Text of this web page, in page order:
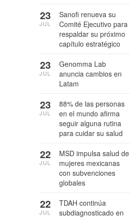
Sanofi renueva su
Comité Ejecutivo para
respaldar su próximo
capítulo estratégico
23
JUL
Genomma Lab
anuncia cambios en
Latam
23
JUL
88% de las personas
en el mundo afirma
seguir alguna rutina
para cuidar su salud
23
JUL
MSD impulsa salud de
mujeres mexicanas
con subvenciones
globales
22
JUL
TDAH continúa
subdiagnosticado en
22
JUL